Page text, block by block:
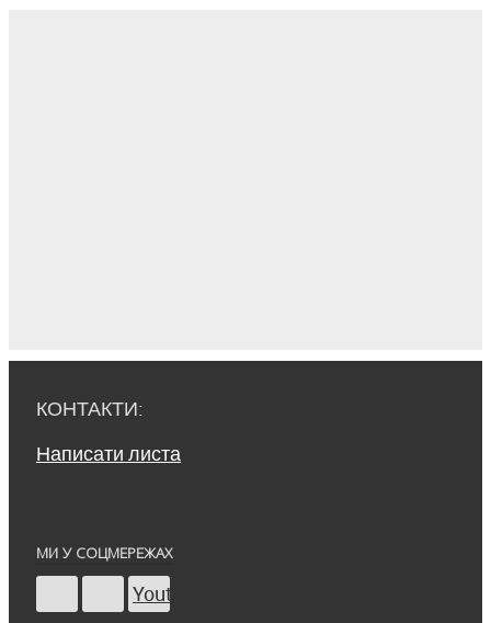
КОНТАКТИ:
Написати листа
МИ У СОЦМЕРЕЖАХ
Youtube